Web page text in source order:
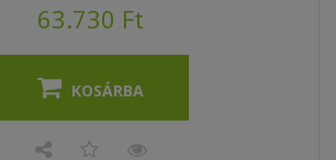
63.730 Ft
KOSÁRBA